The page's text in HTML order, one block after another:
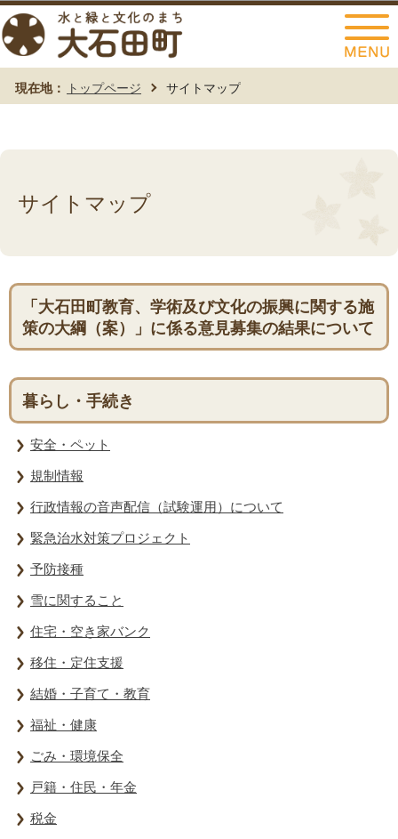
このページの本文へ移動
現在地： トップページ サイトマップ
サイトマップ
「大石田町教育、学術及び文化の振興に関する施
策の大綱（案）」に係る意見募集の結果について
暮らし・手続き
安全・ペット
規制情報
行政情報の音声配信（試験運用）について
緊急治水対策プロジェクト
予防接種
雪に関すること
住宅・空き家バンク
移住・定住支援
結婚・子育て・教育
福祉・健康
ごみ・環境保全
戸籍・住民・年金
税金